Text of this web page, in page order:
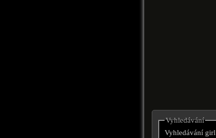
Vyhledávání
Vyhledávání girl